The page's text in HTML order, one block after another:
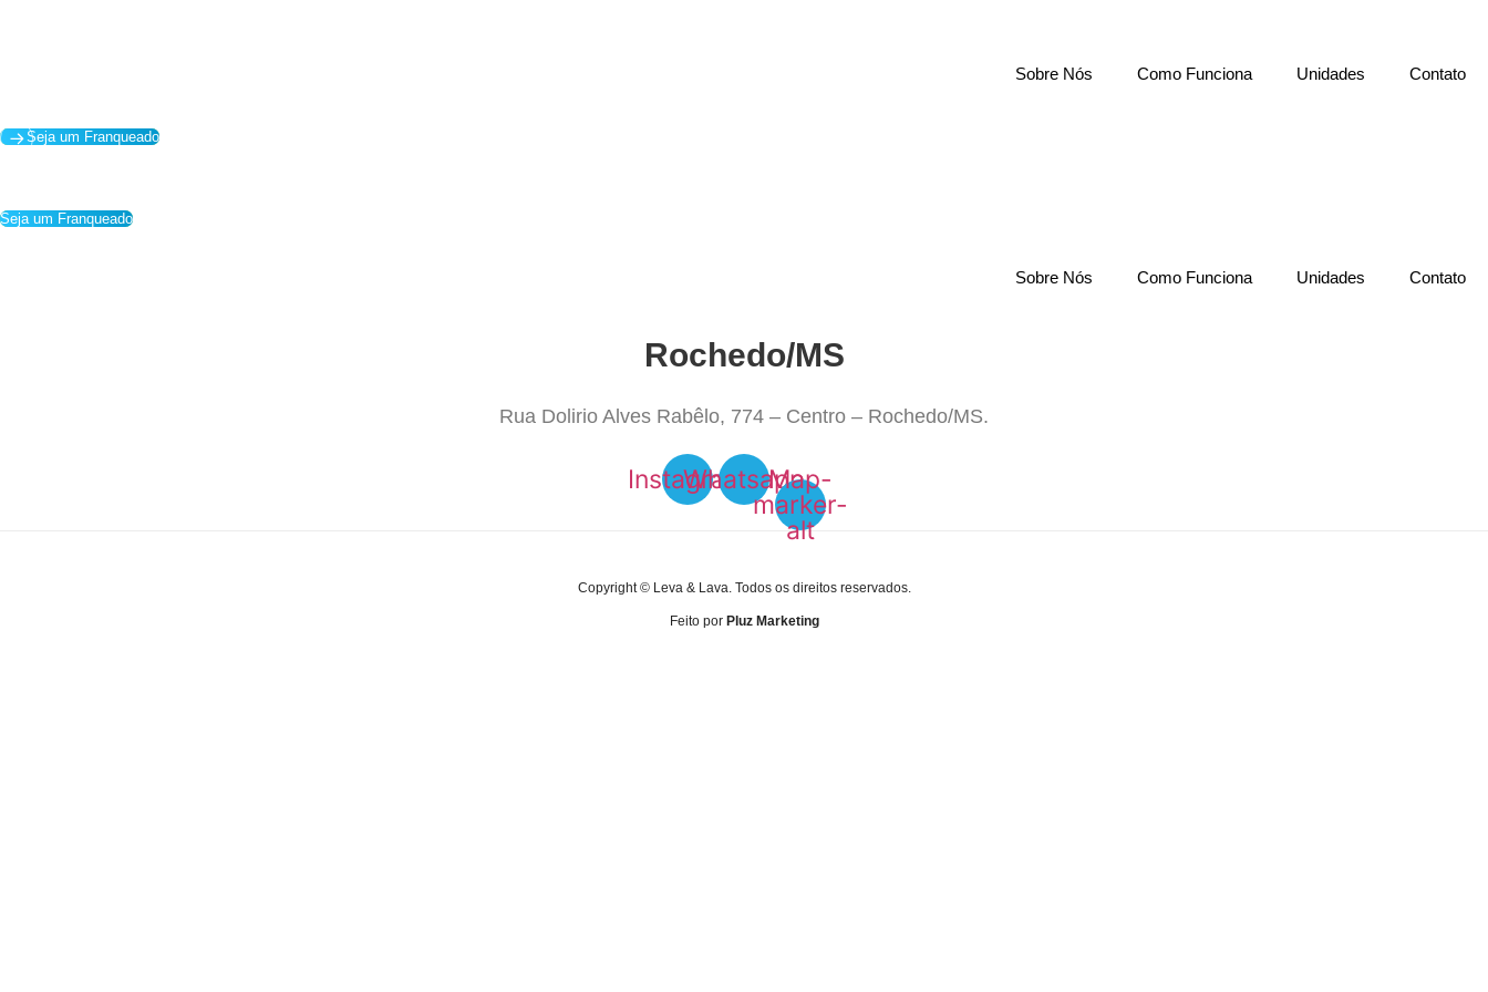
Sobre Nós Como Funciona Unidades Contato
Seja um Franqueado
Seja um Franqueado
Sobre Nós Como Funciona Unidades Contato
Rochedo/MS
Rua Dolirio Alves Rabêlo, 774 – Centro – Rochedo/MS.
Instagram
Whatsapp
Map-
marker-
alt
Copyright © Leva & Lava. Todos os direitos reservados.
Feito por Pluz Marketing